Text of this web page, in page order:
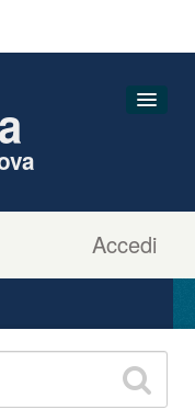
Accedi